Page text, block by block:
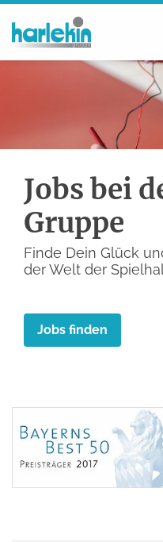
Jobs bei
Gruppe
Finde Dein Glück
der Welt der
Jobs finden